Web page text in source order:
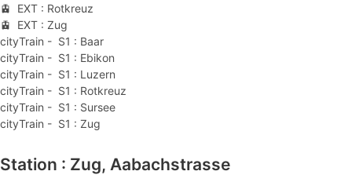
🚊 EXT : Rotkreuz
🚊 EXT : Zug
cityTrain - S1 : Baar
cityTrain - S1 : Ebikon
cityTrain - S1 : Luzern
cityTrain - S1 : Rotkreuz
cityTrain - S1 : Sursee
cityTrain - S1 : Zug
Station : Zug, Aabachstrasse